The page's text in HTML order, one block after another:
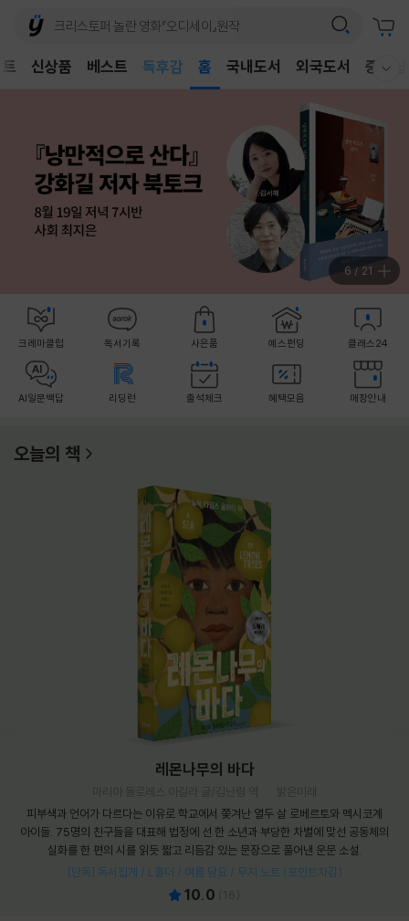
신상품 베스트
독후감
홈 국내도서 외국도서 중고샵
7 / 21
크레마클럽 독서기록 사은품 예스펀딩 클래스24
AI일문백답 리딩런 출석체크 혜택모음 매장안내
오늘의 책
레몬나무의 바다
피부색과 언어가 다르다는 이유로 학교에서 쫓겨난 열두 살 로베르토와 멕시코계
아이들. 75명의 친구들을 대표해 법정에 선 한 소년과 부당한 차별에 맞선 공동체의
실화를 한 편의 시를 읽듯 짧고 리듬감 있는 문장으로 풀어낸 운문 소설.
[단독] 독서집게 / L홀더 / 여름 담요 / 무지 노트 (포인트차감)
10.0